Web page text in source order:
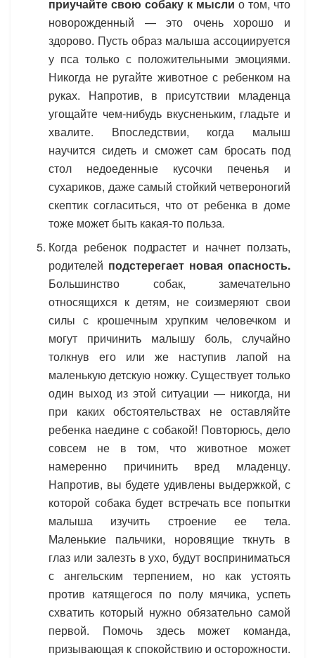
приучайте свою собаку к мысли о том, что
новорожденный — это очень хорошо и
здорово. Пусть образ малыша ассоциируется
у пса только с положительными эмоциями.
Никогда не ругайте животное с ребенком на
руках. Напротив, в присутствии младенца
угощайте чем-нибудь вкусненьким, гладьте и
хвалите. Впоследствии, когда малыш
научится сидеть и сможет сам бросать под
стол недоеденные кусочки печенья и
сухариков, даже самый стойкий четвероногий
скептик согласиться, что от ребенка в доме
тоже может быть какая-то польза.
Когда ребенок подрастет и начнет ползать,
родителей подстерегает новая опасность.
Большинство собак, замечательно
относящихся к детям, не соизмеряют свои
силы с крошечным хрупким человечком и
могут причинить малышу боль, случайно
толкнув его или же наступив лапой на
маленькую детскую ножку. Существует только
один выход из этой ситуации — никогда, ни
при каких обстоятельствах не оставляйте
ребенка наедине с собакой! Повторюсь, дело
совсем не в том, что животное может
намеренно причинить вред младенцу.
Напротив, вы будете удивлены выдержкой, с
которой собака будет встречать все попытки
малыша изучить строение ее тела.
Маленькие пальчики, норовящие ткнуть в
глаз или залезть в ухо, будут восприниматься
с ангельским терпением, но как устоять
против катящегося по полу мячика, успеть
схватить который нужно обязательно самой
первой. Помочь здесь может команда,
призывающая к спокойствию и осторожности.